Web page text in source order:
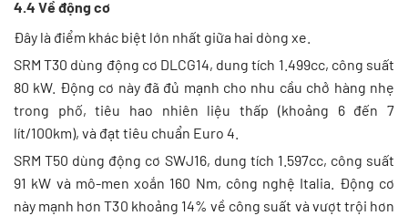
4.4 Về động cơ
Đây là điểm khác biệt lớn nhất giữa hai dòng xe.
SRM T30 dùng động cơ DLCG14, dung tích 1.499cc, công suất
80 kW. Động cơ này đã đủ mạnh cho nhu cầu chở hàng nhẹ
trong phố, tiêu hao nhiên liệu thấp (khoảng 6 đến 7
lít/100km), và đạt tiêu chuẩn Euro 4.
SRM T50 dùng động cơ SWJ16, dung tích 1.597cc, công suất
91 kW và mô-men xoắn 160 Nm, công nghệ Italia. Động cơ
này mạnh hơn T30 khoảng 14% về công suất và vượt trội hơn